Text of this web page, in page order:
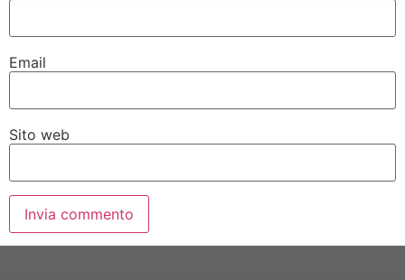
Email
Sito web